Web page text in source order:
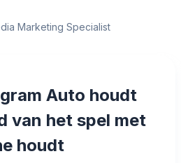
Marketing Specialist
Auto houdt
van het spel met
houdt